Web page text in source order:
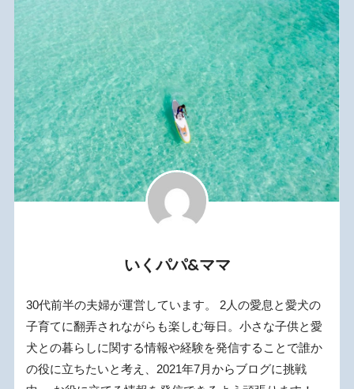
いくパパ&ママ
30代前半の夫婦が運営しています。 2人の愛息と愛犬の
子育てに翻弄されながらも楽しむ毎日。小さな子供と愛
犬との暮らしに関する情報や経験を発信することで誰か
の役に立ちたいと考え、2021年7月からブログに挑戦